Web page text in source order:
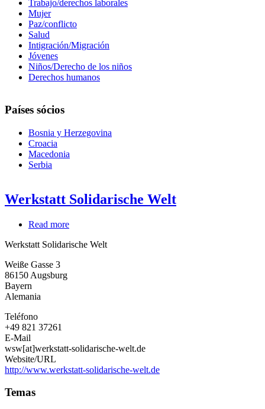
Trabajo/derechos laborales
Mujer
Paz/conflicto
Salud
Intigración/Migración
Jóvenes
Niños/Derecho de los niños
Derechos humanos
Países sócios
Bosnia y Herzegovina
Croacia
Macedonia
Serbia
Werkstatt Solidarische Welt
Read more
Solidarische
Werkstatt Solidarische Welt
Weiße Gasse 3
86150 Augsburg
Bayern
Alemania
Teléfono
+49 821 37261
E-Mail
wsw[at]werkstatt-solidarische-welt.de
Website/URL
http://www.werkstatt-solidarische-welt.de
Temas